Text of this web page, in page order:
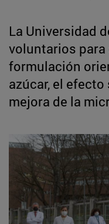
La Universidad
voluntarios para
formulación
azúcar, el
mejora de la